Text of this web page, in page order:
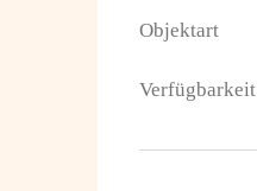
Objektart
Verfügbarkeit